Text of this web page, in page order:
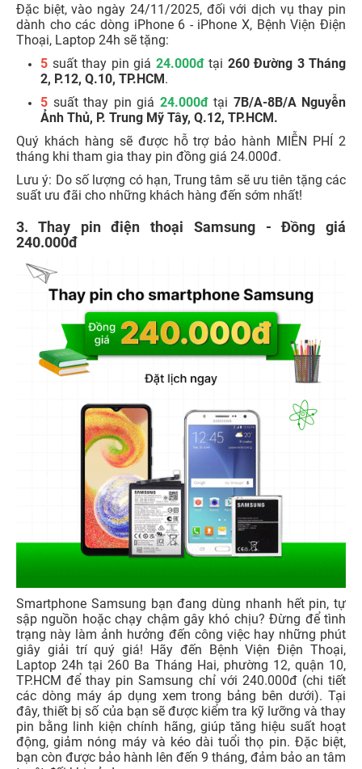
Đặc biệt, vào ngày 24/11/2025, đối với dịch vụ thay pin
dành cho các dòng iPhone 6 - iPhone X, Bệnh Viện Điện
Thoại, Laptop 24h sẽ tặng:
5 suất thay pin giá 24.000đtại 260 Đường 3 Tháng
2, P.12, Q.10, TP.HCM.
5 suất thay pin giá 24.000đ tại 7B/A-8B/A Nguyễn
Ảnh Thủ, P. Trung Mỹ Tây, Q.12, TP.HCM.
Quý khách hàng sẽ được hỗ trợ bảo hành MIỄN PHÍ 2
tháng khi tham gia thay pin đồng giá 24.000đ.
Lưu ý: Do số lượng có hạn, Trung tâm sẽ ưu tiên tặng các
suất ưu đãi cho những khách hàng đến sớm nhất!
3. Thay pin điện thoại Samsung - Đồng giá
240.000đ
Smartphone Samsung bạn đang dùng nhanh hết pin, tự
sập nguồn hoặc chạy chậm gây khó chịu? Đừng để tình
trạng này làm ảnh hưởng đến công việc hay những phút
giây giải trí quý giá! Hãy đến Bệnh Viện Điện Thoại,
Laptop 24h tại 260 Ba Tháng Hai, phường 12, quận 10,
TP.HCM để thay pin Samsung chỉ với 240.000đ (chi tiết
các dòng máy áp dụng xem trong bảng bên dưới). Tại
đây, thiết bị số của bạn sẽ được kiểm tra kỹ lưỡng và thay
pin bằng linh kiện chính hãng, giúp tăng hiệu suất hoạt
động, giảm nóng máy và kéo dài tuổi thọ pin. Đặc biệt,
bạn còn được bảo hành lên đến 9 tháng, đảm bảo an tâm